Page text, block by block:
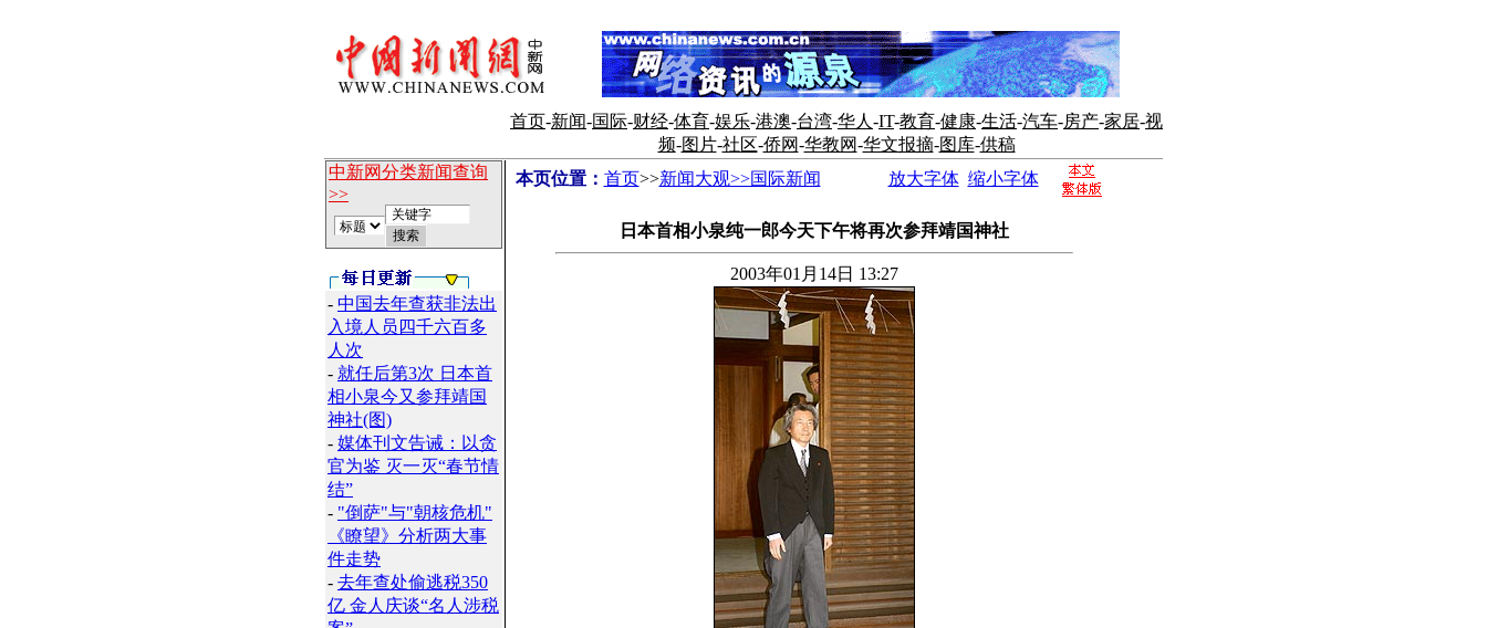
首页-新闻-国际-财经-体育-娱乐-港澳-台湾-华人 -IT-教育-健康-生活-汽车-房产-家居-视
频-图片-社区-侨网-华教网-华文报摘-图库-供稿
中新网分类新闻查询
>>
- 中国去年查获非法出
入境人员四千六百多
人次
- 就任后第3次 日本首
相小泉今又参拜靖国
神社(图)
- 媒体刊文告诫：以贪
官为鉴 灭一灭“春节情
结”
- "倒萨"与"朝核危机"
《瞭望》分析两大事
件走势
- 去年查处偷逃税350
亿 金人庆谈“名人涉税
本页位置： 首页>>新闻大观>>国际新闻 放大字体 缩小字体
日本首相小泉纯一郎今天下午将再次参拜靖国神社
2003年01月14日 13:27